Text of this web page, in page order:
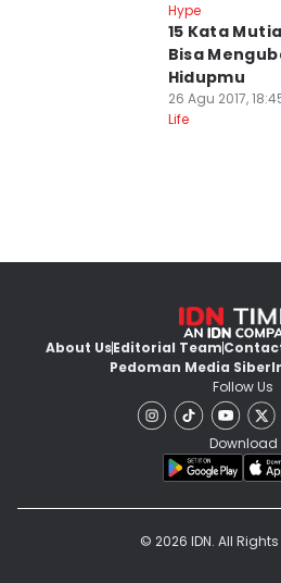
Hype
15 Kata
Bisa
Hidupmu
26 Agu 2017,
Life
About UsEditorial Team
Pedoman Media Siber
Follow Us
Download
© 2026 IDN. All